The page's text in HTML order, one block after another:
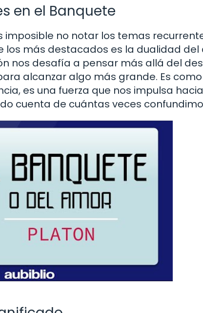
en el Banquete
imposible no notar los temas
los más destacados es la dualidad
nos desafía a pensar más allá del
alcanzar algo más grande. Es
es una fuerza que nos impulsa
cuenta de cuántas veces